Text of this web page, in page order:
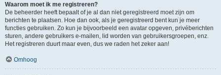
Waarom moet ik me registreren?
De beheerder heeft bepaalt of je al dan niet geregistreerd moet zijn om
berichten te plaatsen. Hoe dan ook, als je geregistreerd bent kun je meer
functies gebruiken. Zo kun je bijvoorbeeld een avatar opgeven, privéberichten
sturen, andere gebruikers e-mailen, lid worden van gebruikersgroepen, enz.
Het registreren duurt maar even, dus we raden het zeker aan!
Omhoog